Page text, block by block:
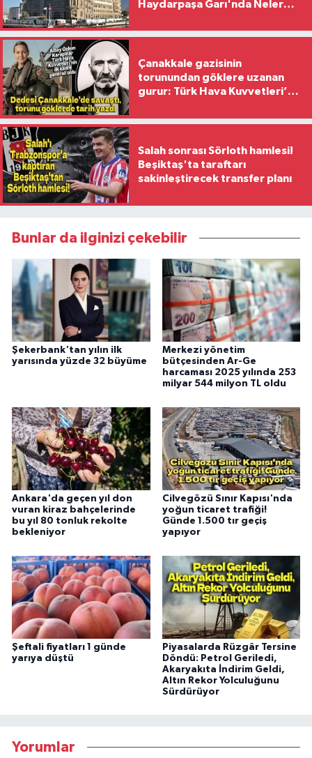
Haydarpaşa Garı'nda Neler
Çanakkale gazisinin
torunundan göklere uzanan
gurur: Türk Hava Kuvvetleri’nin
Salah sonrası Sörloth hamlesi!
Beşiktaş'ta taraftarı
sakinleştirecek transfer planı
Bunlar da ilginizi çekebilir
Şekerbank'tan yılın ilk
yarısında yüzde 32 büyüme
Merkezi yönetim
bütçesinden Ar-Ge
harcaması 2025 yılında 253
milyar 544 milyon TL oldu
Ankara'da geçen yıl don
vuran kiraz bahçelerinde
bu yıl 80 tonluk rekolte
bekleniyor
Cilvegözü Sınır Kapısı'nda
yoğun ticaret trafiği!
Günde 1.500 tır geçiş
yapıyor
Şeftali fiyatları 1 günde
yarıya düştü
Piyasalarda Rüzgâr Tersine
Döndü: Petrol Geriledi,
Akaryakıta İndirim Geldi,
Altın Rekor Yolculuğunu
Sürdürüyor
Yorumlar